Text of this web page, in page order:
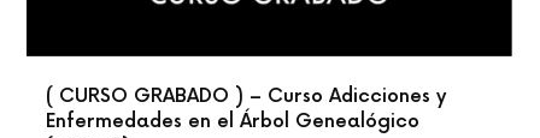
PIJUAN
( CURSO GRABADO ) – Curso Adicciones y
Enfermedades en el Árbol Genealógico